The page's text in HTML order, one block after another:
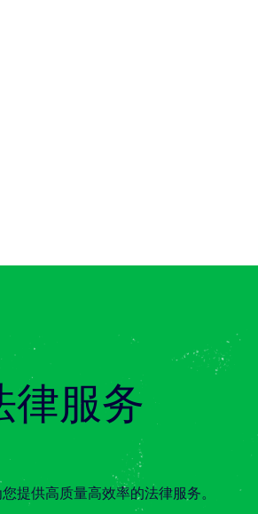
律服务
提供高质量高效率的法律服务。